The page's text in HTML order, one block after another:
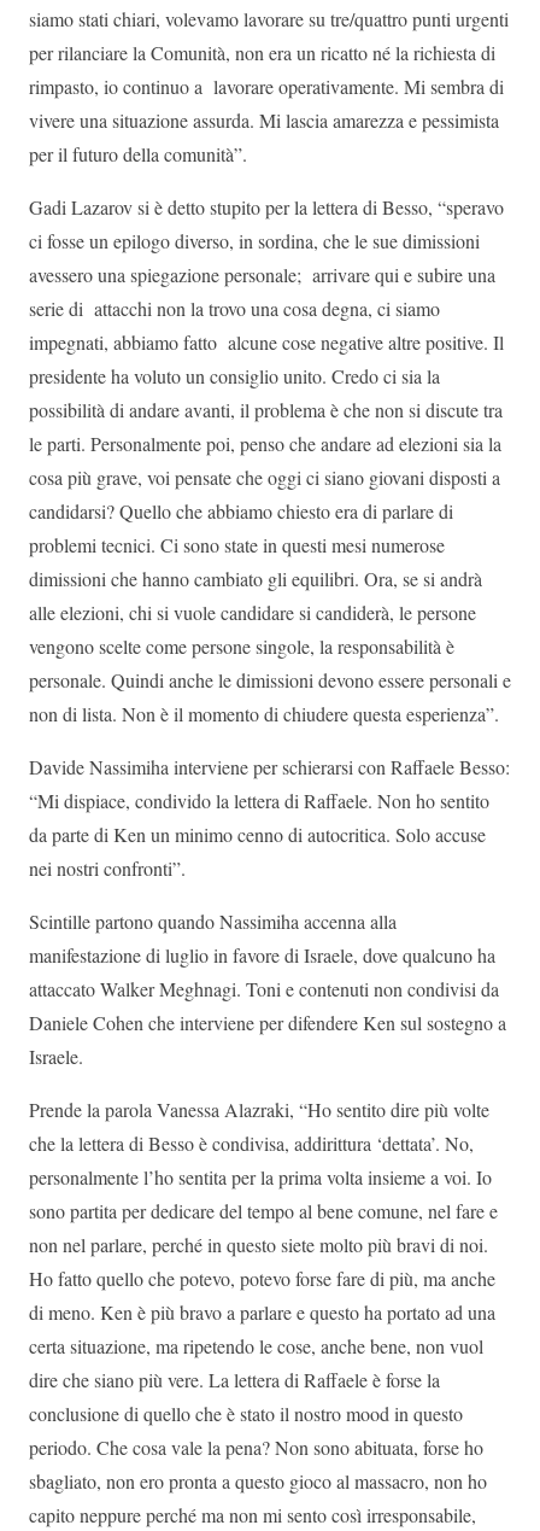
siamo stati chiari, volevamo lavorare su tre/quattro punti urgenti
per rilanciare la Comunità, non era un ricatto né la richiesta di
rimpasto, io continuo a lavorare operativamente. Mi sembra di
vivere una situazione assurda. Mi lascia amarezza e pessimista
per il futuro della comunità”.
Gadi Lazarov si è detto stupito per la lettera di Besso, “speravo
ci fosse un epilogo diverso, in sordina, che le sue dimissioni
avessero una spiegazione personale; arrivare qui e subire una
serie di attacchi non la trovo una cosa degna, ci siamo
impegnati, abbiamo fatto alcune cose negative altre positive. Il
presidente ha voluto un consiglio unito. Credo ci sia la
possibilità di andare avanti, il problema è che non si discute tra
le parti. Personalmente poi, penso che andare ad elezioni sia la
cosa più grave, voi pensate che oggi ci siano giovani disposti a
candidarsi? Quello che abbiamo chiesto era di parlare di
problemi tecnici. Ci sono state in questi mesi numerose
dimissioni che hanno cambiato gli equilibri. Ora, se si andrà
alle elezioni, chi si vuole candidare si candiderà, le persone
vengono scelte come persone singole, la responsabilità è
personale. Quindi anche le dimissioni devono essere personali e
non di lista. Non è il momento di chiudere questa esperienza”.
Davide Nassimiha interviene per schierarsi con Raffaele Besso:
“Mi dispiace, condivido la lettera di Raffaele. Non ho sentito
da parte di Ken un minimo cenno di autocritica. Solo accuse
nei nostri confronti”.
Scintille partono quando Nassimiha accenna alla
manifestazione di luglio in favore di Israele, dove qualcuno ha
attaccato Walker Meghnagi. Toni e contenuti non condivisi da
Daniele Cohen che interviene per difendere Ken sul sostegno a
Israele.
Prende la parola Vanessa Alazraki, “Ho sentito dire più volte
che la lettera di Besso è condivisa, addirittura ‘dettata’. No,
personalmente l’ho sentita per la prima volta insieme a voi. Io
sono partita per dedicare del tempo al bene comune, nel fare e
non nel parlare, perché in questo siete molto più bravi di noi.
Ho fatto quello che potevo, potevo forse fare di più, ma anche
di meno. Ken è più bravo a parlare e questo ha portato ad una
certa situazione, ma ripetendo le cose, anche bene, non vuol
dire che siano più vere. La lettera di Raffaele è forse la
conclusione di quello che è stato il nostro mood in questo
periodo. Che cosa vale la pena? Non sono abituata, forse ho
sbagliato, non ero pronta a questo gioco al massacro, non ho
capito neppure perché ma non mi sento così irresponsabile,